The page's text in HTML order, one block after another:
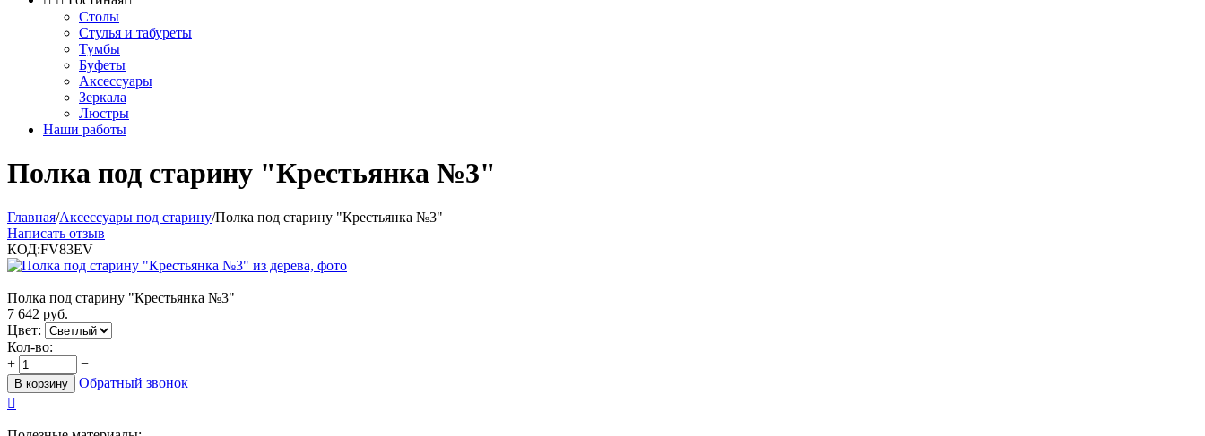
Столы
Стулья и табуреты
Тумбы
Буфеты
Аксессуары
Зеркала
Люстры
Наши работы
Полка под старину "Крестьянка №3"
Главная/Аксессуары под старину/Полка под старину "Крестьянка №3"
Написать отзыв
КОД:FV83EV
Полка под старину "Крестьянка №3"
7 642 руб.
Цвет:
Кол-во:
+
−
В корзину
Обратный звонок
